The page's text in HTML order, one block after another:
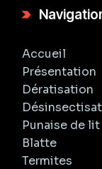
Accueil
Présentation
Dératisation
Punaise de lit
Blatte
Termites